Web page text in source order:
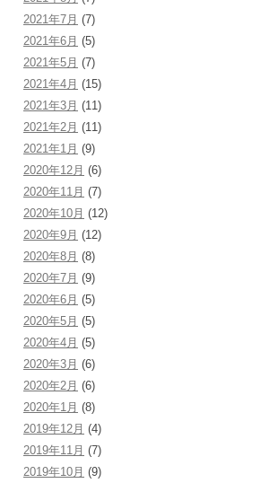
2021年7月 (7)
2021年6月 (5)
2021年5月 (7)
2021年4月 (15)
2021年3月 (11)
2021年2月 (11)
2021年1月 (9)
2020年12月 (6)
2020年11月 (7)
2020年10月 (12)
2020年9月 (12)
2020年8月 (8)
2020年7月 (9)
2020年6月 (5)
2020年5月 (5)
2020年4月 (5)
2020年3月 (6)
2020年2月 (6)
2020年1月 (8)
2019年12月 (4)
2019年11月 (7)
2019年10月 (9)